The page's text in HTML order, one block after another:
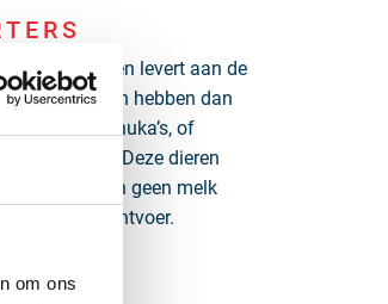
om ons
en levert aan de
kalveren hebben dan
ook wel nuka’s, of
starters. Deze dieren
drinken geen melk
ruw- en krachtvoer.
VRIJE